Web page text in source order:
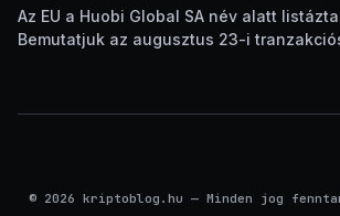
Az EU a Huobi Global SA név alatt
Bemutatjuk az augusztus 23-i
© 2026 kriptoblog.hu — Minden jog